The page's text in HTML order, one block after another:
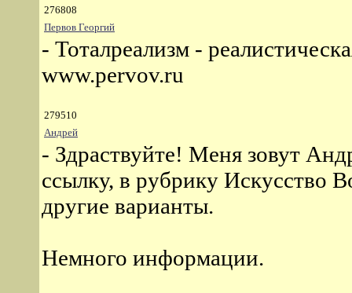
276808
Первов Георгий
- Тоталреализм -
www.pervov.ru
279510
Андрей
- Здраствуйте! Меня зовут
ссылку, в рубрику Искусство
другие варианты.
Немного информации.